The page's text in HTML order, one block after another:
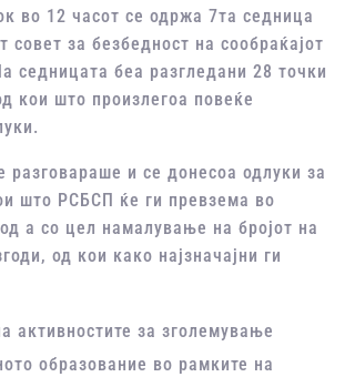
во 12 часот се одржа 7та седница
совет за безбедност на сообраќајот
седницата беа разгледани 28 точки
кои што произлегоа повеќе
разговараше и се донесоа одлуки за
што РСБСП ќе ги превзема во
а со цел намалување на бројот на
од кои како најзначајни ги
активностите за зголемување
образование во рамките на